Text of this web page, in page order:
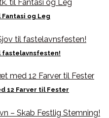
og Leg
fastelavnsfesten!
12 Farver til Fester